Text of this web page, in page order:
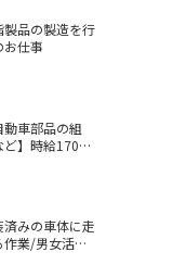
製品の製造を行
お仕事
動車部品の組
ど】時給1700
済みの車体に走
業/男女活躍